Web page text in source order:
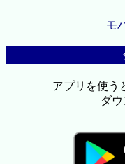
モ
アプリを使う
ダ